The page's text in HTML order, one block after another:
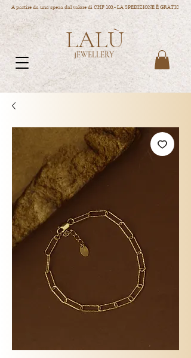
A partire da una spesa dal valore di CHF 100.- LA SPEDIZIONE È GRATIS
LALÙ
JEWELLERY